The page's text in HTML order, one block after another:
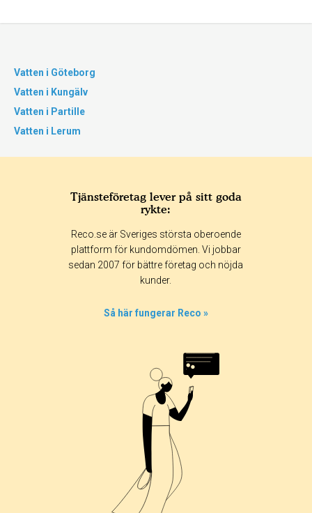
Vatten i Göteborg
Vatten i Kungälv
Vatten i Partille
Vatten i Lerum
Tjänsteföretag lever på sitt goda
rykte:
Reco.se är Sveriges största oberoende
plattform för kundomdömen. Vi jobbar
sedan 2007 för bättre företag och nöjda
kunder.
Så här fungerar Reco »